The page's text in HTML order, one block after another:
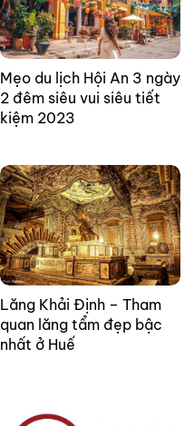
Mẹo du lịch Hội An 3 ngày
2 đêm siêu vui siêu tiết
kiệm 2023
Lăng Khải Định – Tham
quan lăng tẩm đẹp bậc
nhất ở Huế